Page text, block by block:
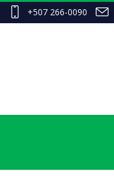
+507 266-0090